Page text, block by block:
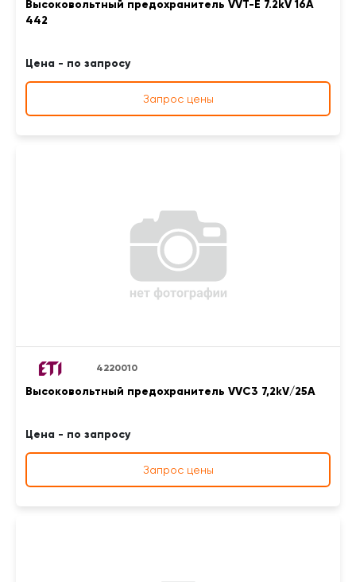
Высоковольтный предохранитель VVT-E 7.2kV 16A
442
Цена - по запросу
Запрос цены
4220010
Высоковольтный предохранитель VVC3 7,2kV/25A
Цена - по запросу
Запрос цены